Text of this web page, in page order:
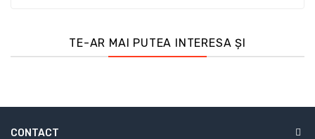
TE-AR MAI PUTEA INTERESA ȘI
CONTACT